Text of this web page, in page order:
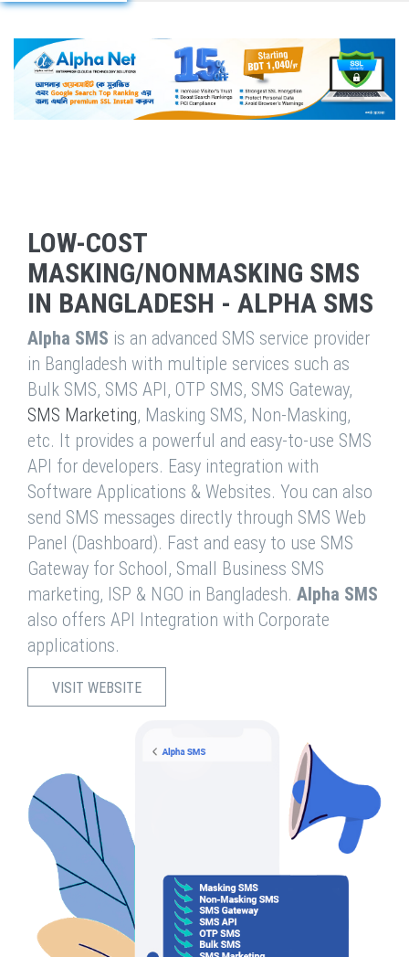
LOW-COST
MASKING/NONMASKING SMS
IN BANGLADESH - ALPHA SMS
Alpha SMS is an advanced SMS service provider
in Bangladesh with multiple services such as
Bulk SMS, SMS API, OTP SMS, SMS Gateway,
SMS Marketing, Masking SMS, Non-Masking,
etc. It provides a powerful and easy-to-use SMS
API for developers. Easy integration with
Software Applications & Websites. You can also
send SMS messages directly through SMS Web
Panel (Dashboard). Fast and easy to use SMS
Gateway for School, Small Business SMS
marketing, ISP & NGO in Bangladesh. Alpha SMS
also offers API Integration with Corporate
applications.
VISIT WEBSITE